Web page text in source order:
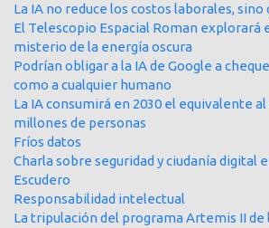
La IA no reduce los costos laborales,
El Telescopio Espacial Roman explorará
misterio de la energía oscura
Podrían obligar a la IA de Google a
como a cualquier humano
La IA consumirá en 2030 el equivalente
millones de personas
Fríos datos
Charla sobre seguridad y ciudanía digital
Escudero
Responsabilidad intelectual
La tripulación del programa Artemis II de